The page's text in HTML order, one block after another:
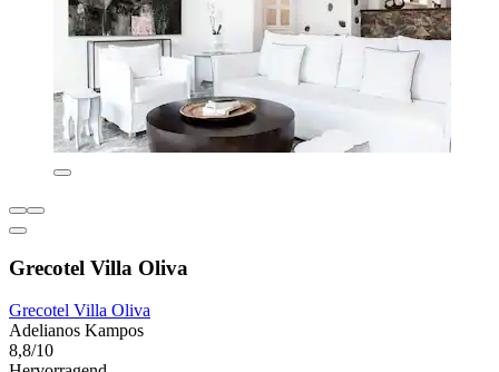
Grecotel Villa Oliva
Grecotel Villa Oliva
Adelianos Kampos
8,8/10